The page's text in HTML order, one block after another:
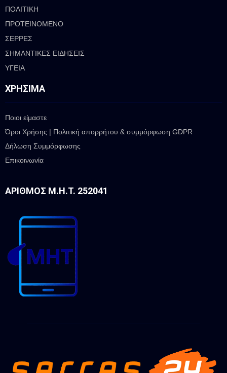
ΠΟΛΙΤΙΚΗ
ΠΡΟΤΕΙΝΟΜΕΝΟ
ΣΕΡΡΕΣ
ΣΗΜΑΝΤΙΚΕΣ ΕΙΔΗΣΕΙΣ
ΥΓΕΙΑ
ΧΡΉΣΙΜΑ
Ποιοι είμαστε
Όροι Χρήσης | Πολιτική απορρήτου & συμμόρφωση GDPR
Δήλωση Συμμόρφωσης
Επικοινωνία
ΑΡΙΘΜΌΣ Μ.Η.Τ. 252041